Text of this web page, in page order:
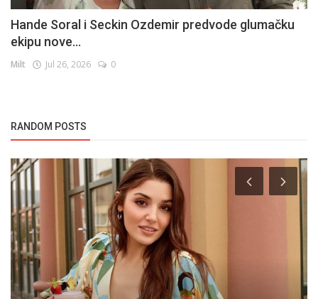
Hande Soral i Seckin Ozdemir predvode glumačku
ekipu nove...
Milt Jul 26, 2026 0
RANDOM POSTS